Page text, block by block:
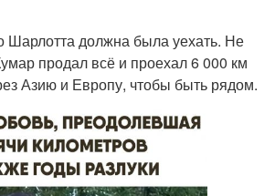
Шарлотта должна была уехать. Не
продал всё и проехал 6 000 км
Азию и Европу, чтобы быть рядом.